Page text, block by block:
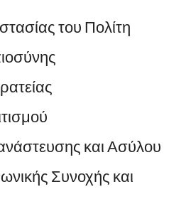
του Πολίτη
και Ασύλου
Συνοχής και